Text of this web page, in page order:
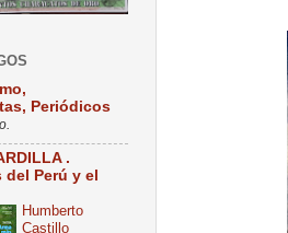
Periódicos
.
Perú y el
Humberto
Castillo